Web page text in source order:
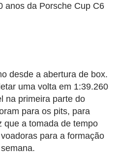
anos da Porsche Cup C6
desde a abertura de box.
uma volta em 1:39.260
na primeira parte do
para os pits, para
que a tomada de tempo
para a formação